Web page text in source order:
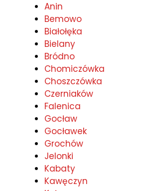
Anin
Bemowo
Białołęka
Bielany
Bródno
Chomiczówka
Choszczówka
Czerniaków
Falenica
Gocław
Gocławek
Grochów
Jelonki
Kabaty
Kawęczyn